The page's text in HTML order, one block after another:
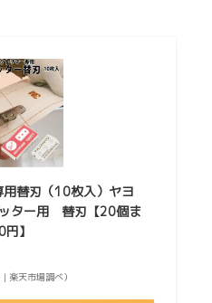
替刃（10枚入）ヤヨ
ター用 替刃【20個ま
】
楽天市場調べ）